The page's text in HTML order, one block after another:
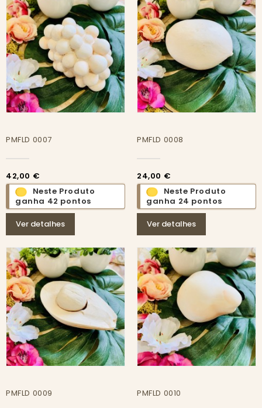
PMFLD 0007
42,00 €
Neste Produto
ganha 42 pontos
Ver detalhes
PMFLD 0008
24,00 €
Neste Produto
ganha 24 pontos
Ver detalhes
PMFLD 0009 PMFLD 0010